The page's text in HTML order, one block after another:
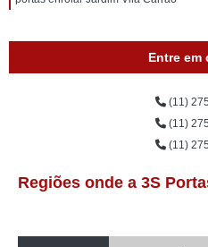
Entre em
(11)
(11)
(11)
Regiões onde a 3S